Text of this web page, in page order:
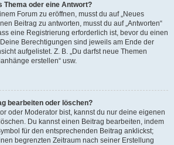
Thema oder eine Antwort?
Forum zu eröffnen, musst du auf „Neues
Beitrag zu antworten, musst du auf „Antworten“
eine Registrierung erforderlich ist, bevor du einen
Berechtigungen sind jeweils am Ende der
aufgelistet. Z. B. „Du darfst neue Themen
erstellen“ usw.
bearbeiten oder löschen?
oder Moderator bist, kannst du nur deine eigenen
Du kannst einen Beitrag bearbeiten, indem
für den entsprechenden Beitrag anklickst;
begrenzten Zeitraum nach seiner Erstellung